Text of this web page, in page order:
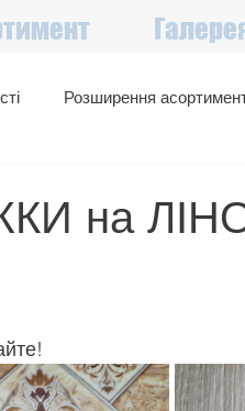
Розширення
на